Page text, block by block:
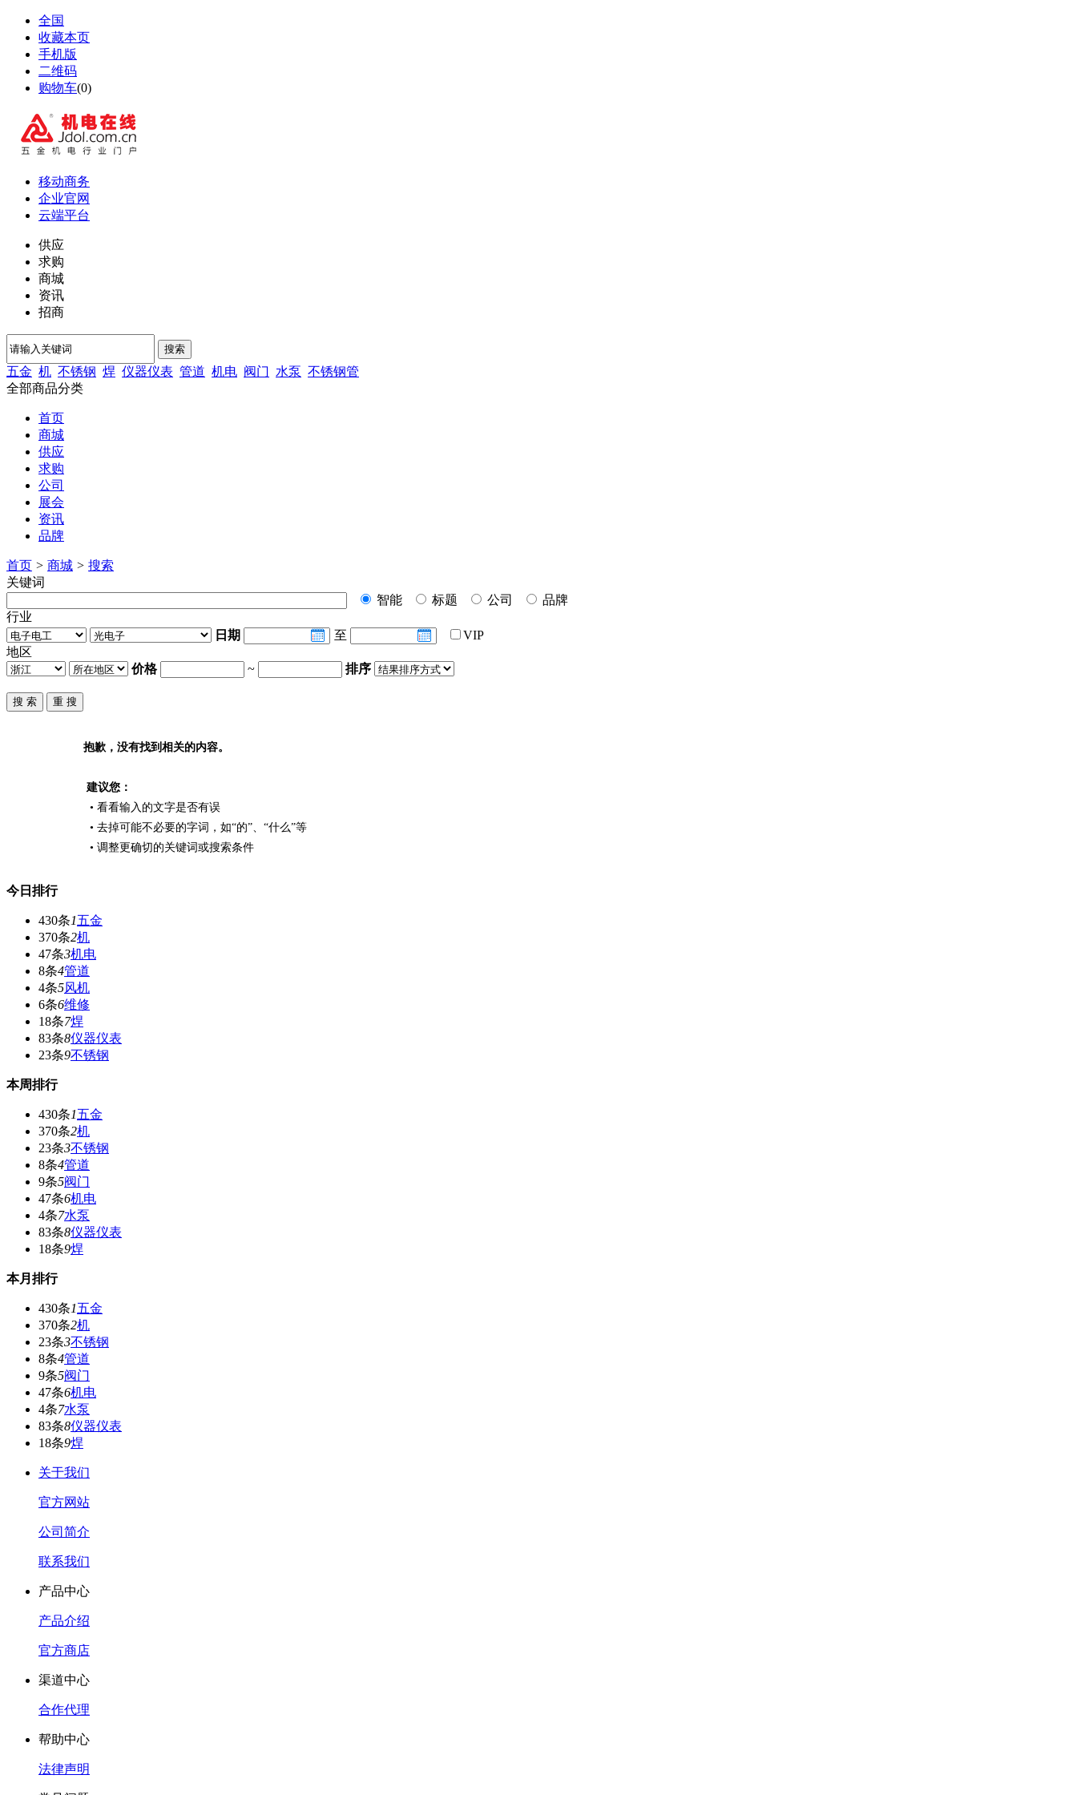
全国
收藏本页
手机版
二维码
购物车(0)
移动商务
企业官网
云端平台
供应
求购
商城
资讯
招商
搜索
五金 机 不锈钢 焊 仪器仪表 管道 机电 阀门 水泵 不锈钢管
全部商品分类
首页
商城
供应
求购
公司
展会
资讯
品牌
首页 > 商城 > 搜索
关键词
智能
标题 公司
品牌
行业
日期
至
VIP
地区
价格
~ 排序
抱歉，没有找到相关的内容。
建议您：
• 看看输入的文字是否有误
• 去掉可能不必要的字词，如“的”、“什么”等
• 调整更确切的关键词或搜索条件
今日排行
430条1五金
370条2机
47条3机电
8条4管道
4条5风机
6条6维修
18条7焊
83条8仪器仪表
23条9不锈钢
本周排行
430条1五金
370条2机
23条3不锈钢
8条4管道
9条5阀门
47条6机电
4条7水泵
83条8仪器仪表
18条9焊
本月排行
430条1五金
370条2机
23条3不锈钢
8条4管道
9条5阀门
47条6机电
4条7水泵
83条8仪器仪表
18条9焊
关于我们
官方网站
公司简介
联系我们
产品中心
产品介绍
官方商店
渠道中心
合作代理
帮助中心
法律声明